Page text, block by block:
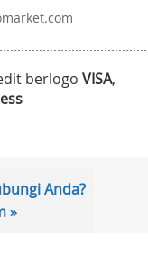
berlogo VISA,
Anda?
»